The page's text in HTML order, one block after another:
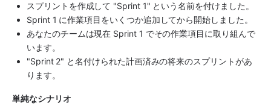
スプリントを作成して "Sprint 1" という名前を付けました。
Sprint 1 に作業項目をいくつか追加してから開始しました。
あなたのチームは現在 Sprint 1 でその作業項目に取り組んで
います。
"Sprint 2" と名付けられた計画済みの将来のスプリントがあ
ります。
単純なシナリオ